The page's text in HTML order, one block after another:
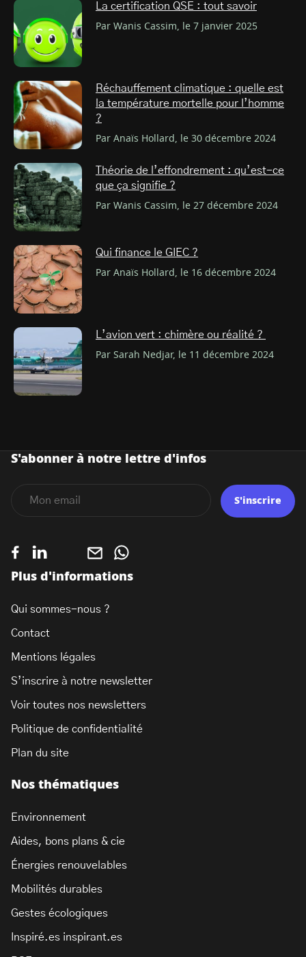
La certification QSE : tout savoir
Par Wanis Cassim, le 7 janvier 2025
Réchauffement climatique : quelle est
la température mortelle pour l’homme
?
Par Anaïs Hollard, le 30 décembre 2024
Théorie de l’effondrement : qu’est-ce
que ça signifie ?
Par Wanis Cassim, le 27 décembre 2024
Qui finance le GIEC ?
Par Anaïs Hollard, le 16 décembre 2024
L’avion vert : chimère ou réalité ?
Par Sarah Nedjar, le 11 décembre 2024
Nos thématiques
Environnement
Aides, bons plans & cie
Énergies renouvelables
Mobilités durables
Gestes écologiques
Inspiré.es inspirant.es
Plus d'informations
Qui sommes-nous ?
Contact
Mentions légales
S’inscrire à notre newsletter
Voir toutes nos newsletters
Politique de confidentialité
Plan du site
S'abonner à notre lettre d'infos
S'inscrire